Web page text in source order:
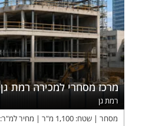
מרכז מסחרי למכירה רמת גן
רמת גן
מסחר
שטח: 1,100 מ"ר מחיר למ"ר: